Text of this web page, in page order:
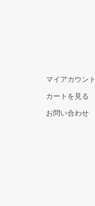
マイアカウント
カートを見る
お問い合わせ